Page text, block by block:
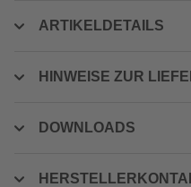
ARTIKELDETAILS
HINWEISE ZUR
DOWNLOADS